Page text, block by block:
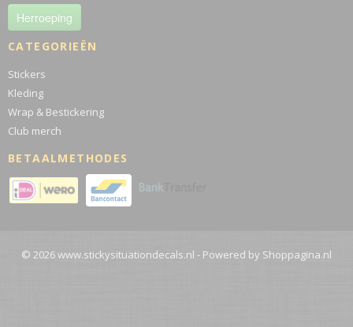
Herroeping
CATEGORIEËN
Stickers
Kleding
Wrap & Bestickering
Club merch
BETAALMETHODES
© 2026 www.stickysituationdecals.nl - Powered by Shoppagina.nl